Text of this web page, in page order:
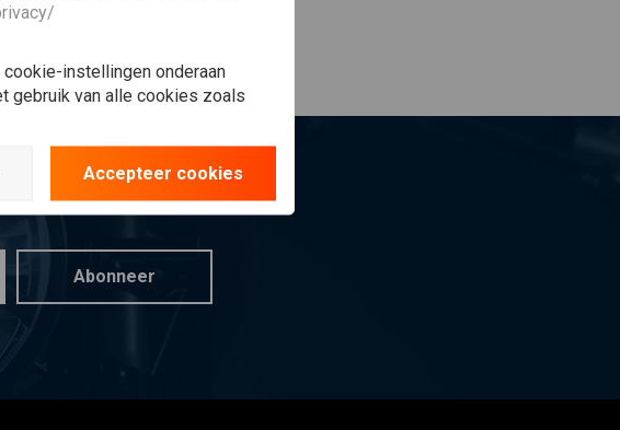
Abonneer
instellingen onderaan
gebruik van alle cookies zoals
Accepteer cookies